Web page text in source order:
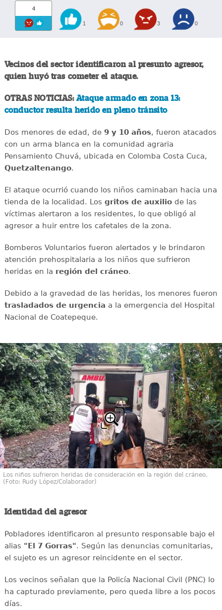
4
1 0 3 0
Vecinos del sector identificaron al presunto agresor,
quien huyó tras cometer el ataque.
OTRAS NOTICIAS:Ataque armado en zona 13:
conductor resulta herido en pleno tránsito
Dos menores de edad, de 9 y 10 años, fueron atacados
con un arma blanca en la comunidad agraria
Pensamiento Chuvá, ubicada en Colomba Costa Cuca,
Quetzaltenango.
El ataque ocurrió cuando los niños caminaban hacia una
tienda de la localidad. Los gritos de auxiliode las
víctimas alertaron a los residentes, lo que obligó al
agresor a huir entre los cafetales de la zona.
Bomberos Voluntarios fueron alertados y le brindaron
atención prehospitalaria a los niños que sufrieron
heridas en la región del cráneo.
Debido a la gravedad de las heridas, los menores fueron
trasladados de urgencia a la emergencia del Hospital
Nacional de Coatepeque.
Los niños sufrieron heridas de consideración en la región del cráneo.
(Foto: Rudy López/Colaborador)
Identidad del agresor
Pobladores identificaron al presunto responsable bajo el
alias "El 7 Gorras". Según las denuncias comunitarias,
el sujeto es un agresor reincidente en el sector.
Los vecinos señalan que la Policía Nacional Civil (PNC) lo
ha capturado previamente, pero queda libre a los pocos
días.